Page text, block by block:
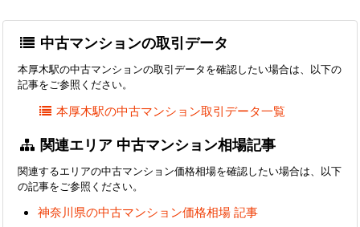
中古マンションの取引データ
本厚木駅の中古マンションの取引データを確認したい場合は、以下の
記事をご参照ください。
本厚木駅の中古マンション取引データ一覧
関連エリア 中古マンション相場記事
関連するエリアの中古マンション価格相場を確認したい場合は、以下
の記事をご参照ください。
神奈川県の中古マンション価格相場 記事